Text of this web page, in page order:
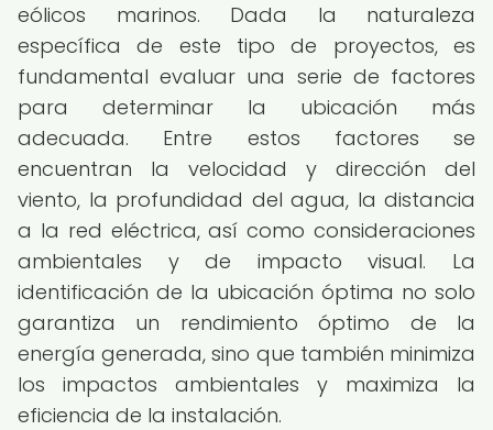
eólicos marinos. Dada la naturaleza
específica de este tipo de proyectos, es
fundamental evaluar una serie de factores
para determinar la ubicación más
adecuada. Entre estos factores se
encuentran la velocidad y dirección del
viento, la profundidad del agua, la distancia
a la red eléctrica, así como consideraciones
ambientales y de impacto visual. La
identificación de la ubicación óptima no solo
garantiza un rendimiento óptimo de la
energía generada, sino que también minimiza
los impactos ambientales y maximiza la
eficiencia de la instalación.